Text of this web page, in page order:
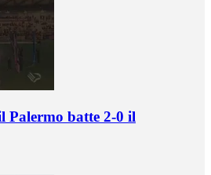
Palermo batte 2-0 il